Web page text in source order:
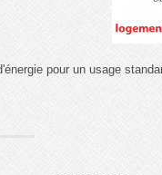
pour un usage